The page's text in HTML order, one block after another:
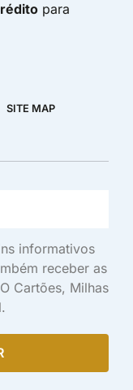
para
SITE MAP
informativos
receber as
Cartões, Milhas